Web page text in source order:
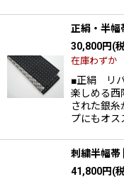
正絹・半
30,800円(
在庫わずか
■正絹 リバ
楽しめる西
された銀糸
プにもオス
刺繍半幅帯
41,800円(